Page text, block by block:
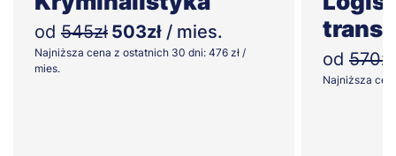
od 545zł 503zł / mies.
Najniższa cena z ostatnich 30 dni: 476 zł /
mies.
od 570zł
Najniższa